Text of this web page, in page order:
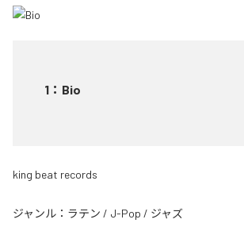
1 ： Bio
king beat records
ジャンル： ラテン / J-Pop / ジャズ